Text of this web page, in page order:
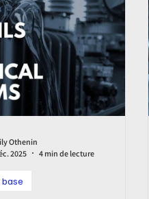
étape de la chaîne
peut influencer
Une gestion
du stockage devient donc
pour préserver la
des spécifications et évi
base
Othenin
2025
4 min de lecture